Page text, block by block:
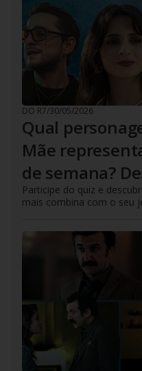
DO R7/30/05/2026
Qual
Mãe
de semana?
Participe do quiz e
mais combina com o seu